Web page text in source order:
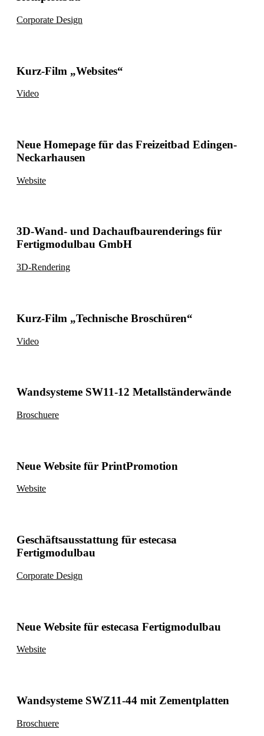
Corporate Design
Kurz-Film „Websites“
Video
Neue Homepage für das Freizeitbad Edingen-
Neckarhausen
Website
3D-Wand- und Dachaufbaurenderings für
Fertigmodulbau GmbH
3D-Rendering
Kurz-Film „Technische Broschüren“
Video
Wandsysteme SW11-12 Metallständerwände
Broschuere
Neue Website für PrintPromotion
Website
Geschäftsausstattung für estecasa
Fertigmodulbau
Corporate Design
Neue Website für estecasa Fertigmodulbau
Website
Wandsysteme SWZ11-44 mit Zementplatten
Broschuere